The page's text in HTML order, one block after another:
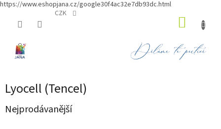
https://www.eshopjana.cz/google30f4ac32e7db93dc.html
CZK
Lyocell (Tencel)
Nejprodávanější